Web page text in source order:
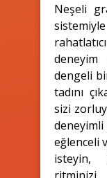
Neşeli
dengeli
tadını
sizi
deneyimli
eğlenceli
isteyin,